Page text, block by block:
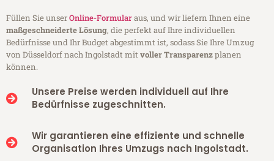
Füllen Sie unserOnline-Formularaus, und wir liefern Ihnen eine
maßgeschneiderte Lösung, die perfekt auf Ihre individuellen
Bedürfnisse und Ihr Budget abgestimmt ist, sodass Sie Ihre Umzug
von Düsseldorf nach Ingolstadt mitvoller Transparenzplanen
können.
Unsere Preise werden individuell auf Ihre
Bedürfnisse zugeschnitten.
Wir garantieren eine effiziente und schnelle
Organisation Ihres Umzugs nach Ingolstadt.